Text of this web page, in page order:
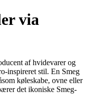
via
af hvidevarer og
inspireret stil. En Smeg
køleskabe, ovne eller
det ikoniske Smeg-